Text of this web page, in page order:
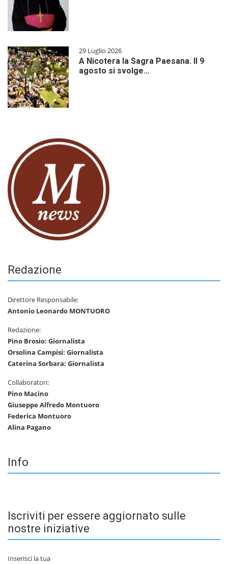
29 Luglio 2026
A Nicotera la Sagra Paesana. Il 9
agosto si svolge…
Redazione
Direttore Responsabile:
Antonio Leonardo MONTUORO
Redazione:
Pino Brosio: Giornalista
Orsolina Campisi: Giornalista
Caterina Sorbara: Giornalista
Collaboratori:
Pino Macino
Giuseppe Alfredo Montuoro
Federica Montuoro
Alina Pagano
Info
Iscriviti per essere aggiornato sulle
nostre iniziative
Inserisci la tua